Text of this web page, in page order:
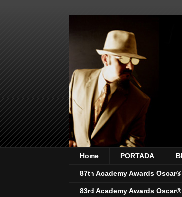
Home PORTADA
87th Academy Awards Oscar®
83rd Academy Awards Oscar®